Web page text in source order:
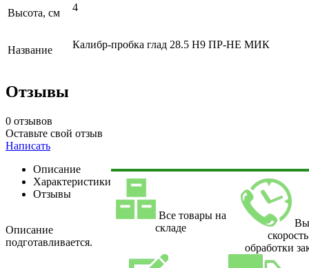
Высота, см 4
Название Калибр-пробка глад 28.5 Н9 ПР-НЕ МИК
Отзывы
0 отзывов
Оставьте свой отзыв
Написать
Описание
Характеристики
Отзывы
Описание
подготавливается.
Все товары на
складе
скорость
обработки